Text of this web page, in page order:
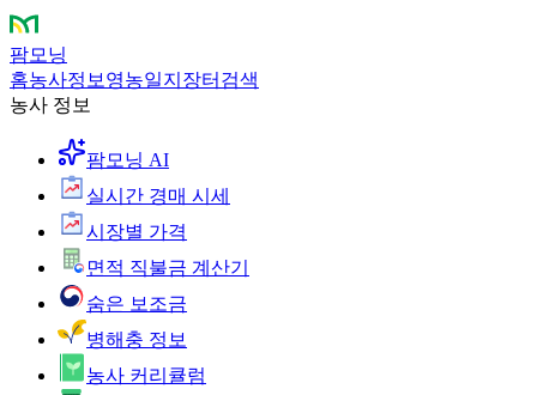
팜모닝
홈농사정보 영농일지 장터 검색
농사 정보
팜모닝 AI
실시간 경매 시세
시장별 가격
면적 직불금 계산기
숨은 보조금
병해충 정보
농사 커리큘럼